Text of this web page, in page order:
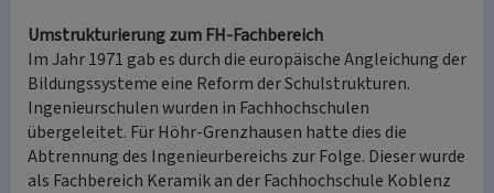
Umstrukturierung zum FH-Fachbereich
Im Jahr 1971 gab es durch die europäische Angleichung der
Bildungssysteme eine Reform der Schulstrukturen.
Ingenieurschulen wurden in Fachhochschulen
übergeleitet. Für Höhr-Grenzhausen hatte dies die
Abtrennung des Ingenieurbereichs zur Folge. Dieser wurde
als Fachbereich Keramik an der Fachhochschule Koblenz